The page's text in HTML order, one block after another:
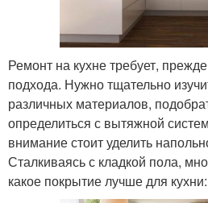
Ремонт на кухне требует,
подхода. Нужно тщательно
различных материалов,
определиться с вытяжной
внимание стоит уделить
Сталкиваясь с кладкой пола,
какое покрытие лучше для